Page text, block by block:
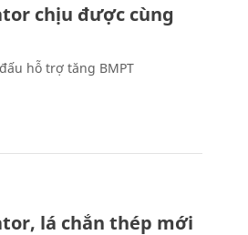
chịu được cùng
hỗ trợ tăng BMPT
lá chắn thép mới